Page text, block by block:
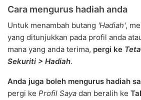
Cara mengurus hadiah anda
Untuk menambah butang 'Hadiah',
yang ditunjukkan pada profil anda
mana yang anda terima, pergi ke
Sekuriti > Hadiah.
Anda juga boleh mengurus hadiah
pergi ke Profil Saya dan beralih ke